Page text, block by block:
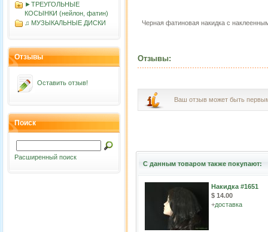
►ТРЕУГОЛЬНЫЕ
КОСЫНКИ (нейлон, фатин)
♫ МУЗЫКАЛЬНЫЕ ДИСКИ
Отзывы
Оставить отзыв!
Поиск
Расширенный поиск
Черная фатиновая накидка с
Отзывы:
Ваш отзыв может быть
С данным товаром также покупают:
Накидка #1651
$ 14.00
+доставка